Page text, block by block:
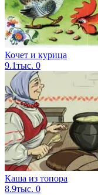
Кочет и курица
9.1тыс. 0
Каша из топора
8.9тыс. 0